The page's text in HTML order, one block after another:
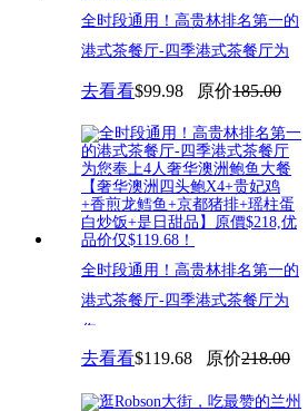
全时段通用！高贵林排名第一的
港式茶餐厅-四季港式茶餐厅为
您
去看看$99.98 原价185.00
全时段通用！高贵林排名第一的
港式茶餐厅-四季港式茶餐厅为
您
去看看$119.68 原价218.00